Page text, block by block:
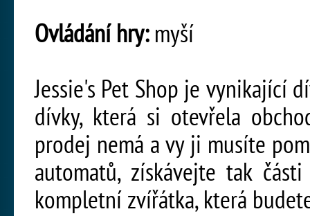
Ovládání hry:myší
Jessie's Pet Shop je vynikající
dívky, která si otevřela
prodej nemá a vy ji musíte
automatů, získávejte tak
kompletní zvířátka, která